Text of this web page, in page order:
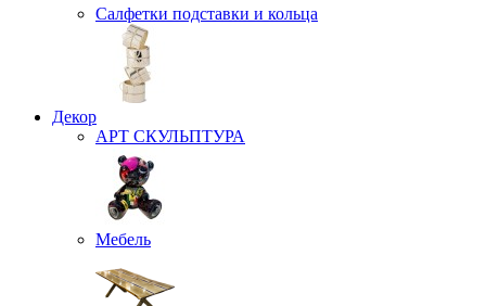
Салфетки подставки и кольца
Декор
АРТ СКУЛЬПТУРА
Мебель